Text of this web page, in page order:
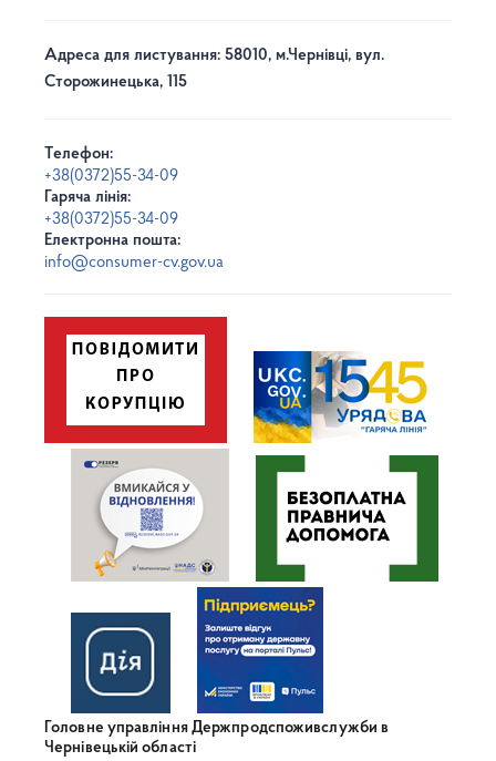
Адреса для листування: 58010, м.Чернівці, вул.
Сторожинецька, 115
Телефон:
+38(0372)55-34-09
Гаряча лінія:
+38(0372)55-34-09
Електронна пошта:
info@consumer-cv.gov.ua
Головне управління Держпродспоживслужби в
Чернівецькій області